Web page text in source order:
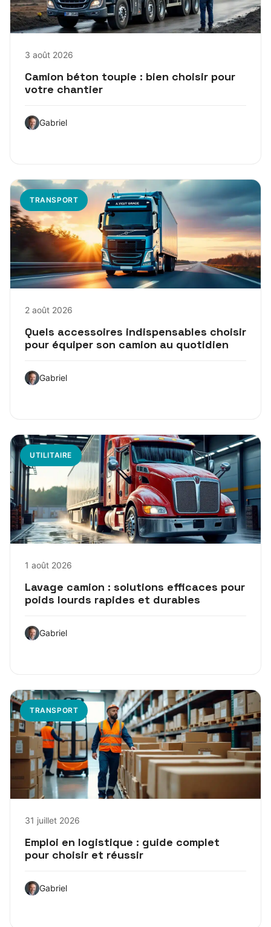
3 août 2026
Camion béton toupie : bien choisir pour
votre chantier
Gabriel
TRANSPORT
2 août 2026
Quels accessoires indispensables choisir
pour équiper son camion au quotidien
Gabriel
UTILITAIRE
1 août 2026
Lavage camion : solutions efficaces pour
poids lourds rapides et durables
Gabriel
TRANSPORT
31 juillet 2026
Emploi en logistique : guide complet
pour choisir et réussir
Gabriel